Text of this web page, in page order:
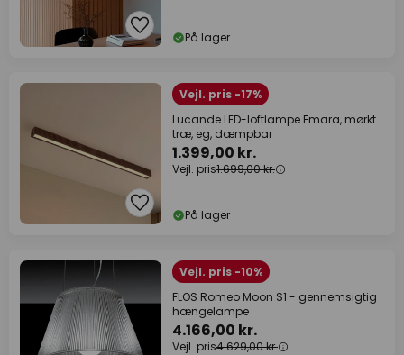
På lager
Vejl. pris -17%
Lucande LED-loftlampe Emara, mørkt
træ, eg, dæmpbar
1.399,00 kr.
Vejl. pris1.699,00 kr.
På lager
Vejl. pris -10%
FLOS Romeo Moon S1 - gennemsigtig
hængelampe
4.166,00 kr.
Vejl. pris4.629,00 kr.